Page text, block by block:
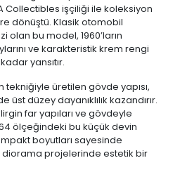
Collectibles işçiliği ile koleksiyon
dönüştü. Klasik otomobil
olan bu model, 1960’ların
ve karakteristik krem rengi
yansıtır.
tekniğiyle üretilen gövde yapısı,
üst düzey dayanıklılık kazandırır.
far yapıları ve gövdeyle
ölçeğindeki bu küçük devin
boyutları sayesinde
projelerinde estetik bir